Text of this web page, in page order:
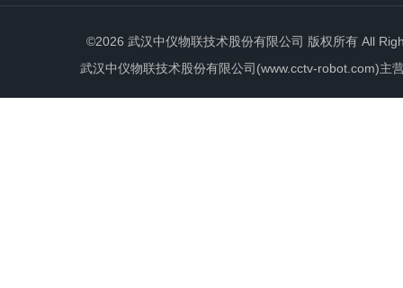
©2026 武汉中仪物联技术股份有限公司 版权所有 All
武汉中仪物联技术股份有限公司(www.cctv-robot.com)主